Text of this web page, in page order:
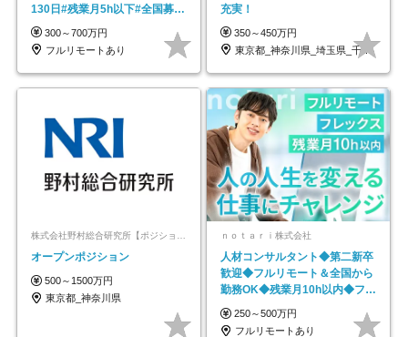
130日#残業月5h以下#全国募集
#最大1年の研修
300～700万円
フルリモートあり
充実！
350～450万円
東京都_神奈川県_埼玉県_千葉県_大阪府…
オープンポジション
500～1500万円
東京都_神奈川県
ｎｏｔａｒｉ株式会社
人材コンサルタント◆第二新卒
歓迎◆フルリモート＆全国から
勤務OK◆残業月10h以内◆フレ
ックス制
250～500万円
フルリモートあり